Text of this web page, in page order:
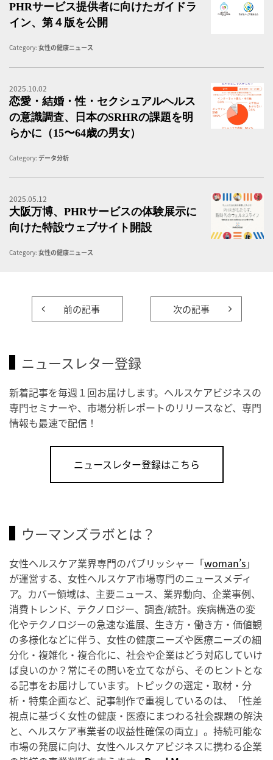
PHRサービス提供者に向けたガイドラ
イン、第４版を公開
Category: 女性の健康ニュース
2025.10.02
恋愛・結婚・性・セクシュアルヘルス
の意識調査、日本のSRHRの課題を明
らかに（15〜64歳の男女）
Category: データ分析
2025.05.12
大阪万博、PHRサービスの体験展示に
向けた特設ウェブサイト開設
Category: 女性の健康ニュース
前の記事 次の記事
ニュースレター登録
新着記事を毎週１回お届けします。ヘルスケアビジネスの
専門セミナーや、市場分析レポートのリリースなど、専門
情報も最速で配信！
ニュースレター登録はこちら
ウーマンズラボとは？
女性ヘルスケア業界専門のパブリッシャー「woman’s」
が運営する、女性ヘルスケア市場専門のニュースメディ
ア。カバー領域は、主要ニュース、業界動向、企業事例、
消費トレンド、テクノロジー、調査/統計。疾病構造の変
化やテクノロジーの急速な進展、生き方・働き方・価値観
の多様化などに伴う、女性の健康ニーズや医療ニーズの細
分化・複雑化・複合化に、社会や企業はどう対応していけ
ば良いのか？常にその問いを立てながら、そのヒントとな
る記事をお届けしています。トピックの選定・取材・分
析・特集企画など、記事制作で重視しているのは、「性差
視点に基づく女性の健康・医療にまつわる社会課題の解決
と、ヘルスケア事業者の収益性確保の両立」。持続可能な
市場の発展に向け、女性ヘルスケアビジネスに携わる企業